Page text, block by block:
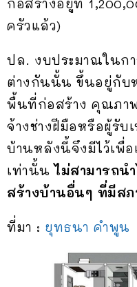
ก่อสร้างอยู่ที่
ครัวแล้ว)
ปล. งบประมาณในก
ต่างกันนั้น ขึ้นอยู่กับ
พื้นที่ก่อสร้าง คุณภาพ
จ้างช่างฝีมือหรือผู้รับ
บ้านหลังนี้จึงมีไว้เพื่
เท่านั้นไม่สามารถน
สร้างบ้านอื่นๆ ที่มีส
ที่มา : ยุทธนา คำพูน